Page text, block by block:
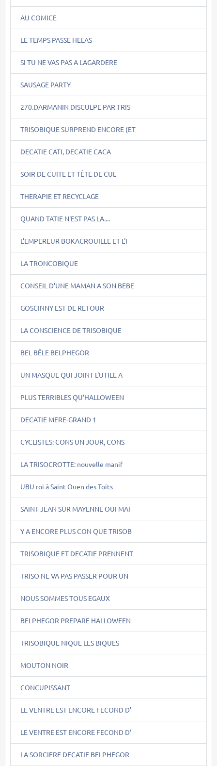
AU COMICE
LE TEMPS PASSE HELAS
SI TU NE VAS PAS A LAGARDERE
SAUSAGE PARTY
270.DARMANIN DISCULPE PAR TRIS
TRISOBIQUE SURPREND ENCORE (ET
DECATIE CATI, DECATIE CACA
SOIR DE CUITE ET TÊTE DE CUL
THERAPIE ET RECYCLAGE
QUAND TATIE N'EST PAS LA....
L'EMPEREUR BOKACROUILLE ET L'I
LA TRONCOBIQUE
CONSEIL D'UNE MAMAN A SON BEBE
GOSCINNY EST DE RETOUR
LA CONSCIENCE DE TRISOBIQUE
BEL BÊLE BELPHEGOR
UN MASQUE QUI JOINT L'UTILE A
PLUS TERRIBLES QU'HALLOWEEN
DECATIE MERE-GRAND 1
CYCLISTES: CONS UN JOUR, CONS
LA TRISOCROTTE: nouvelle manif
UBU roi à Saint Ouen des Toits
SAINT JEAN SUR MAYENNE OUI MAI
Y A ENCORE PLUS CON QUE TRISOB
TRISOBIQUE ET DECATIE PRENNENT
TRISO NE VA PAS PASSER POUR UN
NOUS SOMMES TOUS EGAUX
BELPHEGOR PREPARE HALLOWEEN
TRISOBIQUE NIQUE LES BIQUES
MOUTON NOIR
CONCUPISSANT
LE VENTRE EST ENCORE FECOND D'
LE VENTRE EST ENCORE FECOND D'
LA SORCIERE DECATIE BELPHEGOR